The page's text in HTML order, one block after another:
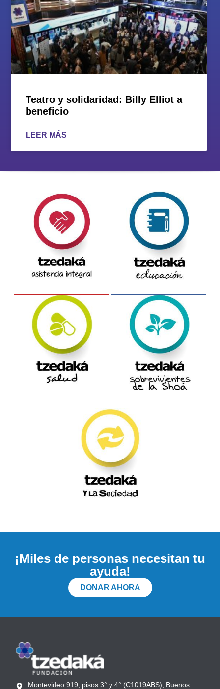
Teatro y solidaridad: Billy Elliot a
beneficio
LEER MÁS
¡Miles de personas necesitan tu
ayuda!
DONAR AHORA
Montevideo 919, pisos 3° y 4° (C1019ABS), Buenos